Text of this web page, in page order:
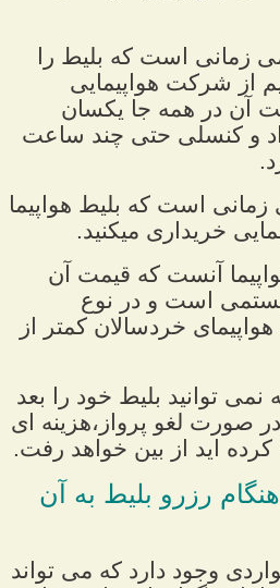
زمانی است که بلیط را
از شرکت هواپیمایی
آن در همه جا یکسان
و کنسلی حتی چند ساعت
زمانی است که بلیط هواپیما
خریداری میکنید.
آنست که قیمت آن
است و در نوع
خردسالان کمتر از
توانید بلیط خود را بعد
صورت لغو پرواز،هزینه ای
اید از بین خواهد رفت.
رزرو بلیط به آن
وجود دارد که می تواند